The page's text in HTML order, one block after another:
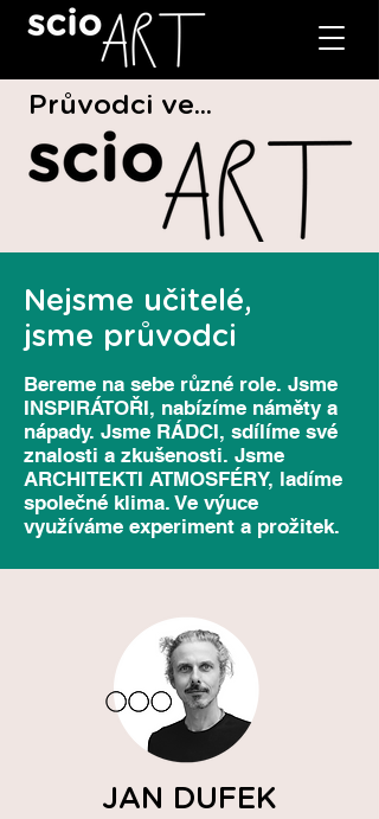
Průvodci ve...
Nejsme učitelé,
jsme průvodci
Bereme na sebe různé role. Jsme
INSPIRÁTOŘI, nabízíme náměty a
nápady. Jsme RÁDCI, sdílíme své
znalosti a zkušenosti. Jsme
ARCHITEKTI ATMOSFÉRY, ladíme
společné klima. Ve výuce
využíváme experiment a prožitek.
JAN DUFEK